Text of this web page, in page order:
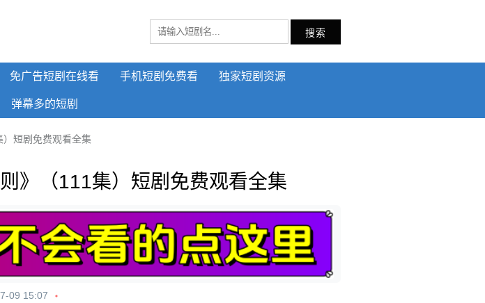
搜索
免广告短剧在线看 手机短剧免费看 独家短剧资源
弹幕多的短剧
）短剧免费观看全集
》（111集）短剧免费观看全集
09 15:07